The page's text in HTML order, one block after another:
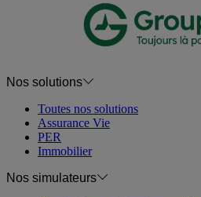
Nos solutions
Toutes nos solutions
Assurance Vie
PER
Immobilier
Nos simulateurs